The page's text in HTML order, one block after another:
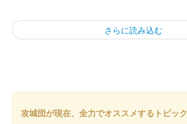
さらに読み込む
攻城団が現在、全力でオススメするトピック